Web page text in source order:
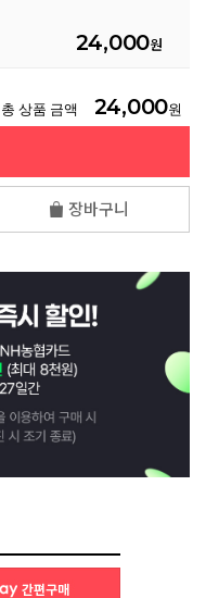
24,000원
총 상품 금액 24,000원
장바구니